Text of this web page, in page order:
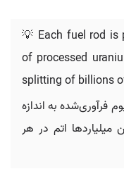
💡 Each fuel rod is
of processed
splitting of billions
فرآوری‌شده به اندازه
اتم در هر